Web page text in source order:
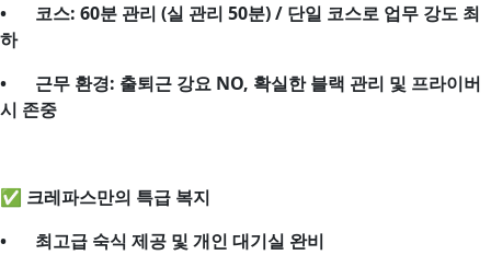
•
코스: 60분 관리 (실 관리 50분) / 단일 코스로 업무 강도 최
하
•
근무 환경: 출퇴근 강요 NO, 확실한 블랙 관리 및 프라이버
시 존중
✅ 크레파스만의 특급 복지
•
최고급 숙식 제공 및 개인 대기실 완비